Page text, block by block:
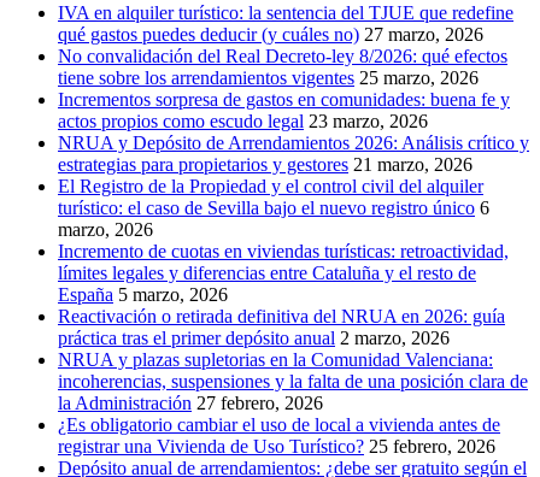
IVA en alquiler turístico: la sentencia del TJUE que redefine
qué gastos puedes deducir (y cuáles no) 27 marzo, 2026
No convalidación del Real Decreto-ley 8/2026: qué efectos
tiene sobre los arrendamientos vigentes 25 marzo, 2026
Incrementos sorpresa de gastos en comunidades: buena fe y
actos propios como escudo legal 23 marzo, 2026
NRUA y Depósito de Arrendamientos 2026: Análisis crítico y
estrategias para propietarios y gestores 21 marzo, 2026
El Registro de la Propiedad y el control civil del alquiler
turístico: el caso de Sevilla bajo el nuevo registro único 6
marzo, 2026
Incremento de cuotas en viviendas turísticas: retroactividad,
límites legales y diferencias entre Cataluña y el resto de
España 5 marzo, 2026
Reactivación o retirada definitiva del NRUA en 2026: guía
práctica tras el primer depósito anual 2 marzo, 2026
NRUA y plazas supletorias en la Comunidad Valenciana:
incoherencias, suspensiones y la falta de una posición clara de
la Administración 27 febrero, 2026
¿Es obligatorio cambiar el uso de local a vivienda antes de
registrar una Vivienda de Uso Turístico? 25 febrero, 2026
Depósito anual de arrendamientos: ¿debe ser gratuito según el